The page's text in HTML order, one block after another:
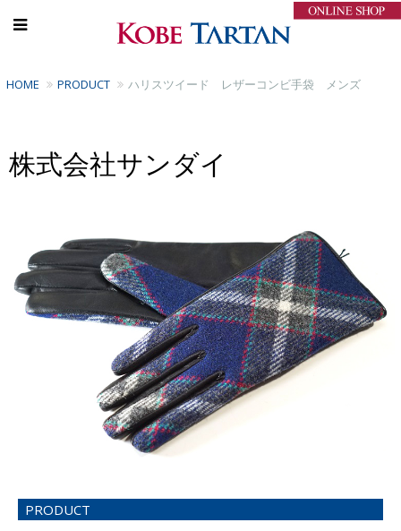
HOME PRODUCT ハリスツイード レザーコンビ手袋 メンズ
株式会社サンダイ
PRODUCT